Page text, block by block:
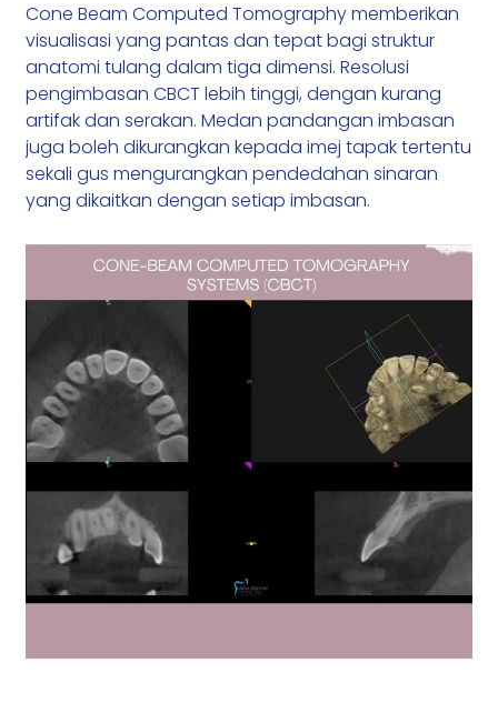
Cone Beam Computed Tomography memberikan
visualisasi yang pantas dan tepat bagi struktur
anatomi tulang dalam tiga dimensi. Resolusi
pengimbasan CBCT lebih tinggi, dengan kurang
artifak dan serakan. Medan pandangan imbasan
juga boleh dikurangkan kepada imej tapak tertentu
sekali gus mengurangkan pendedahan sinaran
yang dikaitkan dengan setiap imbasan.